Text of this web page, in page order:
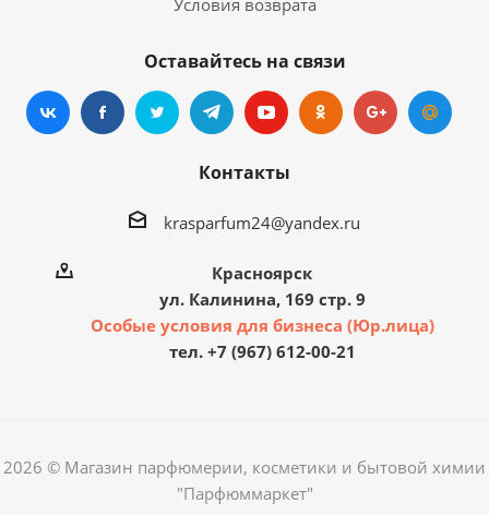
Условия возврата
Оставайтесь на связи
Контакты
krasparfum24@yandex.ru
Красноярск
ул. Калинина, 169 стр. 9
Особые условия для бизнеса (Юр.лица)
тел. +7 (967) 612-00-21
2026 © Магазин парфюмерии, косметики и бытовой химии
"Парфюммаркет"